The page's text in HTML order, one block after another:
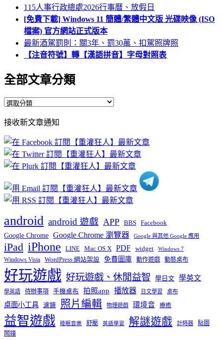
115人事行政總處2026行事曆、放假日
[免費下載] Windows 11 簡體/繁體中文版 光碟映像 (ISO
檔案) 官方網站正式版本
最新酒駕罰則：關3年、罰30萬、扣駕照牌照
【注音符號】轉【漢語拼音】字母對照表
全部文章分類
全
文
章
分
類
接收新文章通知
android android 遊戲 APP BBS Facebook
Google Chrome Google Chrome 瀏覽器 Google 與其他 Google 應用
iPad iPhone LINE Mac OS X PDF widget Windows 7
Windows Vista WordPress 網站架設 免費圖庫 動作遊戲 動態桌布
好玩遊戲 好玩遊戲、休閒益智 學日文 學英文
學英語 待辦事項 手機桌布 拍照app 播放器 日文學習 桌布
桌面小工具 濾鏡 照片編輯 物理遊戲 環境音 療癒
益智遊戲 睡眠音樂 舒壓 英語學習 解謎遊戲 計時器
貼圖
鬧鐘